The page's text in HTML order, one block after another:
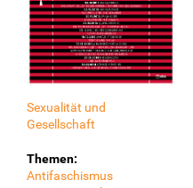
Sexualität und
Gesellschaft
Themen:
Antifaschismus